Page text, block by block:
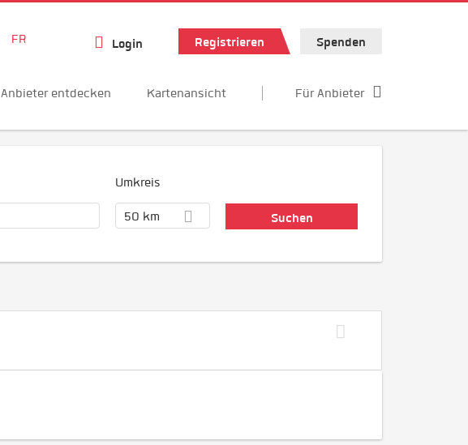
FR Login Registrieren Spenden
Anbieter entdecken Kartenansicht Für Anbieter
Umkreis
50 km